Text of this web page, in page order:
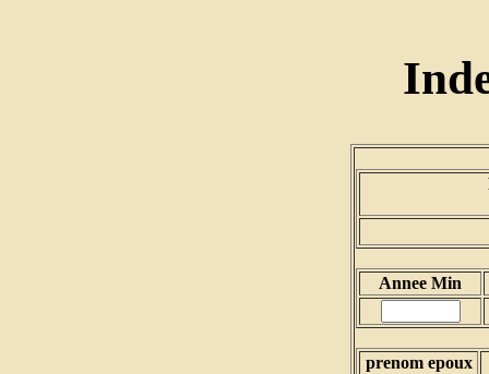
Annee Min
prenom epoux